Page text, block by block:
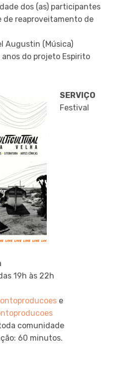
dos (as) participantes
de reaproveitamento de
Augustin (Música)
do projeto Espirito
SERVIÇO
Festival
19h às 22h
e
comunidade
60 minutos.